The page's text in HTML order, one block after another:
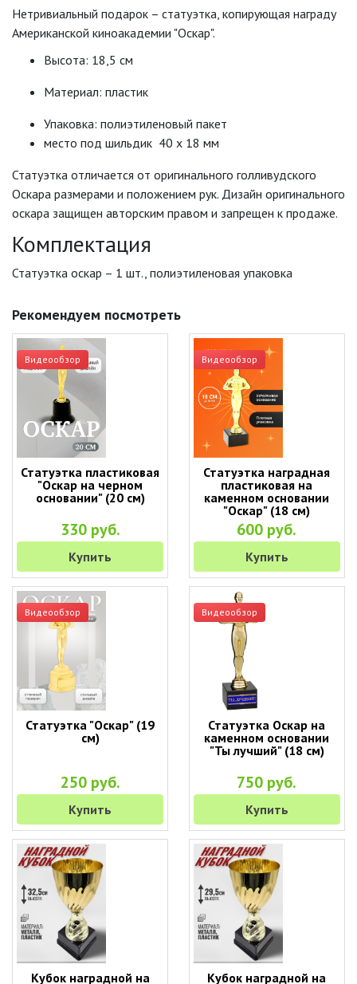
Нетривиальный подарок – статуэтка, копирующая награду
Американской киноакадемии "Оскар".
Высота: 18,5 см
Материал: пластик
Упаковка: полиэтиленовый пакет
место под шильдик 40 х 18 мм
Статуэтка отличается от оригинального голливудского
Оскара размерами и положением рук. Дизайн оригинального
оскара защищен авторским правом и запрещен к продаже.
Комплектация
Статуэтка оскар – 1 шт., полиэтиленовая упаковка
Рекомендуем посмотреть
Видеообзор
Статуэтка пластиковая
"Оскар на черном
основании" (20 см)
330 руб.
Купить
Видеообзор
Статуэтка наградная
пластиковая на
каменном основании
"Оскар" (18 см)
600 руб.
Купить
Видеообзор
Статуэтка "Оскар" (19
см)
250 руб.
Купить
Видеообзор
Статуэтка Оскар на
каменном основании
"Ты лучший" (18 см)
750 руб.
Купить
Кубок наградной на
Кубок наградной на